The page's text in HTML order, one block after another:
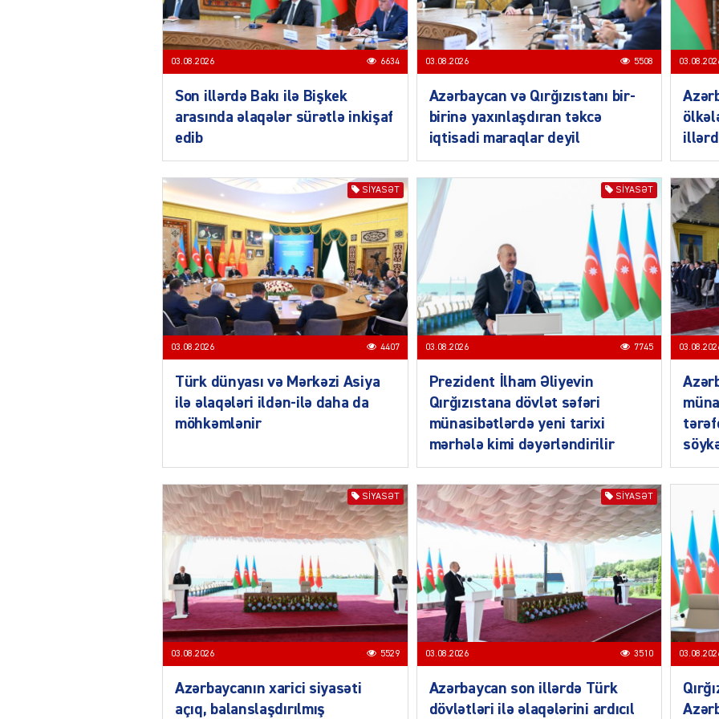
DÜNYA
03.08.2026 6634
Son illərdə Bakı ilə Bişkek
arasında əlaqələr sürətlə inkişaf
edib
03.08.2026 5508
Azərbaycan və Qırğızıstanı bir-
birinə yaxınlaşdıran təkcə
iqtisadi maraqlar deyil
SIYASƏT
03.08.2026 4407
Türk dünyası və Mərkəzi Asiya
ilə əlaqələri ildən-ilə daha da
möhkəmlənir
SIYASƏT
03.08.2026 7745
Prezident İlham Əliyevin
Qırğızıstana dövlət səfəri
münasibətlərdə yeni tarixi
mərhələ kimi dəyərləndirilir
SIYASƏT
03.08.2026 5529
Azərbaycanın xarici siyasəti
açıq, balanslaşdırılmış
SIYASƏT
03.08.2026 3510
Azərbaycan son illərdə Türk
dövlətləri ilə əlaqələrini ardıcıl